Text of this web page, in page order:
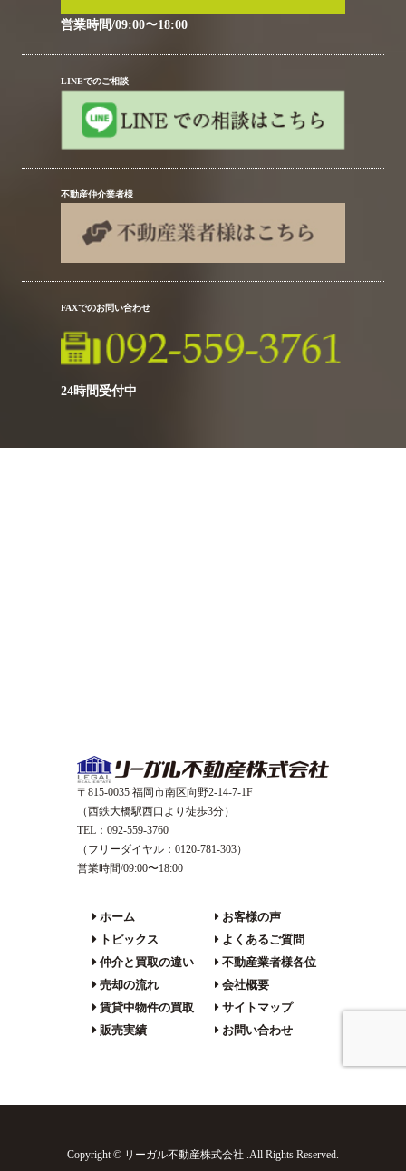
営業時間/09:00〜18:00
LINEでのご相談
不動産仲介業者様
FAXでのお問い合わせ
24時間受付中
〒815-0035 福岡市南区向野2-14-7-1F
（西鉄大橋駅西口より徒歩3分）
TEL：092-559-3760
（フリーダイヤル：0120-781-303）
営業時間/09:00〜18:00
ホーム
トピックス
仲介と買取の違い
売却の流れ
賃貸中物件の買取
販売実績
お客様の声
よくあるご質問
不動産業者様各位
会社概要
サイトマップ
お問い合わせ
Copyright © リーガル不動産株式会社 .All Rights Reserved.